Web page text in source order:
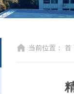
当前位置： 首